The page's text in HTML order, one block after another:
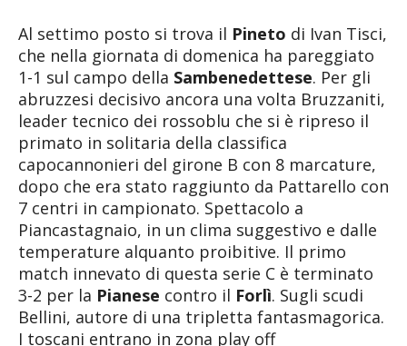
Al settimo posto si trova il Pineto di Ivan Tisci,
che nella giornata di domenica ha pareggiato
1-1 sul campo della Sambenedettese. Per gli
abruzzesi decisivo ancora una volta Bruzzaniti,
leader tecnico dei rossoblu che si è ripreso il
primato in solitaria della classifica
capocannonieri del girone B con 8 marcature,
dopo che era stato raggiunto da Pattarello con
7 centri in campionato. Spettacolo a
Piancastagnaio, in un clima suggestivo e dalle
temperature alquanto proibitive. Il primo
match innevato di questa serie C è terminato
3-2 per la Pianese contro il Forlì. Sugli scudi
Bellini, autore di una tripletta fantasmagorica.
I toscani entrano in zona play off